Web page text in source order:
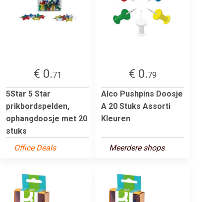
€ 0.71
5Star 5 Star
prikbordspelden,
ophangdoosje met 20
stuks
Office Deals
€ 0.79
Alco Pushpins Doosje
A 20 Stuks Assorti
Kleuren
Meerdere shops